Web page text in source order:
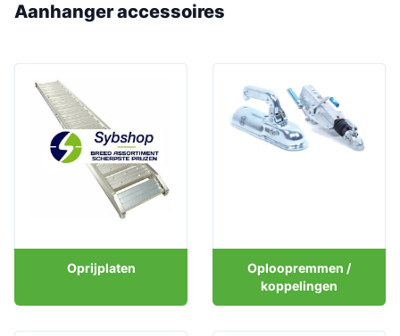
Aanhanger accessoires
Oprijplaten
Oploopremmen /
koppelingen